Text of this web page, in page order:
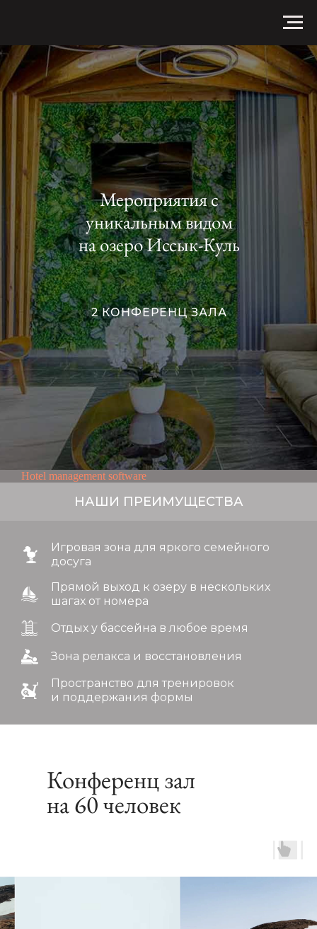
Мероприятия с
уникальным видом
на озеро Иссык-Куль
2 КОНФЕРЕНЦ ЗАЛА
Hotel management software
НАШИ ПРЕИМУЩЕСТВА
Игровая зона для яркого семейного
досуга
Прямой выход к озеру в нескольких
шагах от номера
Отдых у бассейна в любое время
Зона релакса и восстановления
Пространство для тренировок
и поддержания формы
Конференц зал
на 60 человек